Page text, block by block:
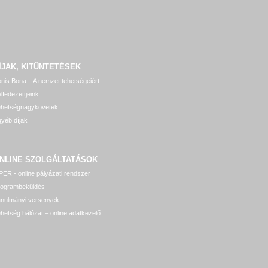
KITÜNTETÉSEK
Bona – A nemzet tehetségeiért
díjak
SZOLGÁLTATÁSOK
- online pályázati rendszer
versenyek
hálózat – online adatkezelő